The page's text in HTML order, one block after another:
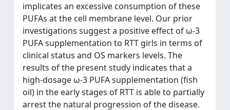
implicates an excessive consumption of these
PUFAs at the cell membrane level. Our prior
investigations suggest a positive effect of ω-3
PUFA supplementation to RTT girls in terms of
clinical status and OS markers levels. The
results of the present study indicates that a
high-dosage ω-3 PUFA supplementation (fish
oil) in the early stages of RTT is able to partially
arrest the natural progression of the disease.